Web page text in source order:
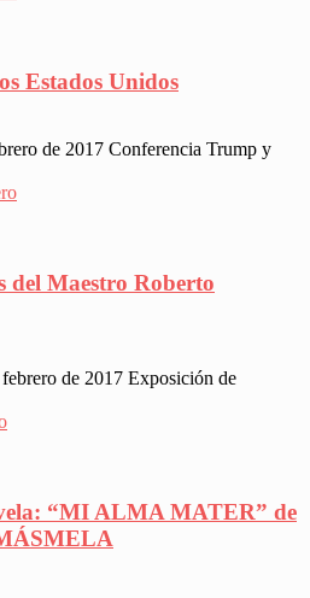
Estados Unidos
de 2017 Conferencia Trump y
del Maestro Roberto
de 2017 Exposición de
“MI ALMA MATER” de